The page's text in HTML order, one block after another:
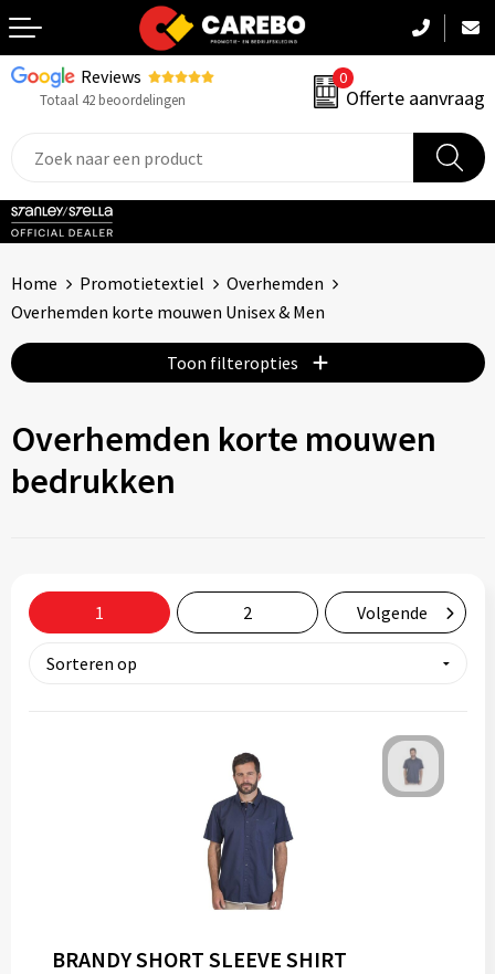
Reviews
Totaal 42 beoordelingen
0
Offerte aanvraag
Terug
Sportkleding
Caps, Mutsen & Sjaals
Stickers
Home Promotietextiel
Overhemden
Overhemden korte mouwen Unisex & Men
Toon filteropties
Overhemden korte mouwen
bedrukken
1 2 Volgende
BRANDY SHORT SLEEVE SHIRT